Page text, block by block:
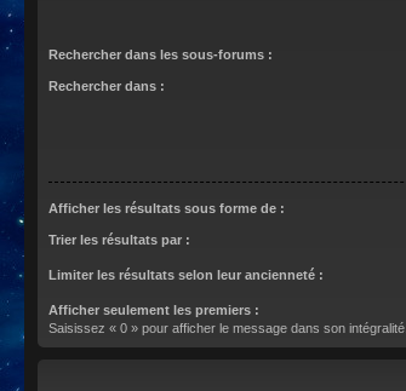
Rechercher dans les sous-forums :
Rechercher dans :
Afficher les résultats sous forme de :
Trier les résultats par :
Limiter les résultats selon leur ancienneté :
Afficher seulement les premiers :
Saisissez « 0 » pour afficher le message dans son intégralité.